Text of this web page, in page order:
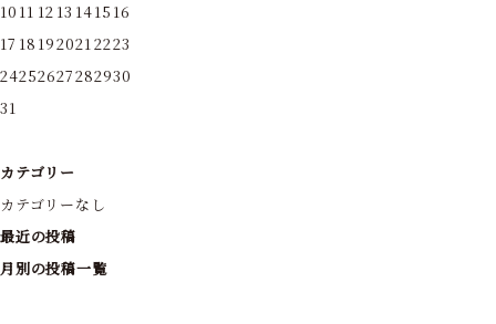
10 11 12 13 1415 16
17 18 1920212223
24252627282930
31
カテゴリー
カテゴリーなし
最近の投稿
月別の投稿一覧